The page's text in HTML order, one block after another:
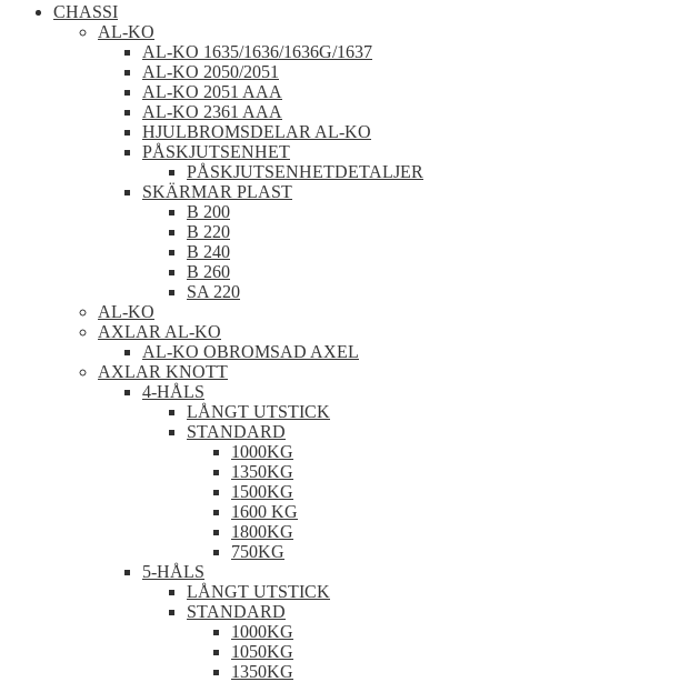
CHASSI
AL-KO
AL-KO 1635/1636/1636G/1637
AL-KO 2050/2051
AL-KO 2051 AAA
AL-KO 2361 AAA
HJULBROMSDELAR AL-KO
PÅSKJUTSENHET
PÅSKJUTSENHETDETALJER
SKÄRMAR PLAST
B 200
B 220
B 240
B 260
SA 220
AL-KO
AXLAR AL-KO
AL-KO OBROMSAD AXEL
AXLAR KNOTT
4-HÅLS
LÅNGT UTSTICK
STANDARD
1000KG
1350KG
1500KG
1600 KG
1800KG
750KG
5-HÅLS
LÅNGT UTSTICK
STANDARD
1000KG
1050KG
1350KG